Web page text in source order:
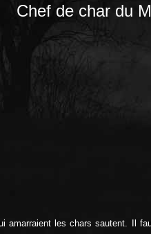
Chef de char du
les chars sautent. Il